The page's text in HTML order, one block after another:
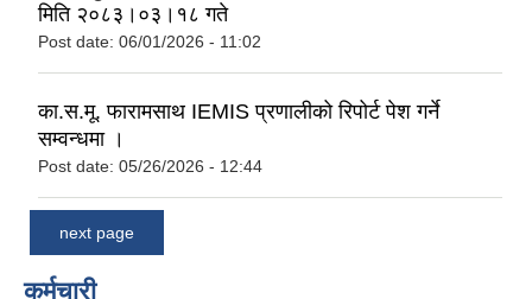
मिति २०८३।०३।१८ गते
Post date: 06/01/2026 - 11:02
का.स.मू. फारामसाथ IEMIS प्रणालीको रिपोर्ट पेश गर्ने
सम्वन्धमा ।
Post date: 05/26/2026 - 12:44
next page
कर्मचारी